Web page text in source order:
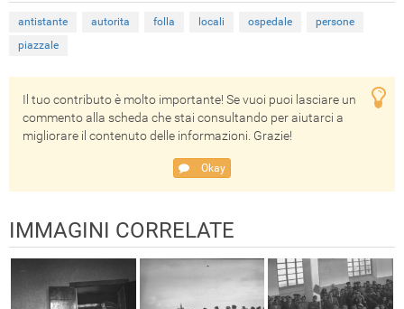
antistante autorita folla locali ospedale
persone
piazzale
Il tuo contributo è molto importante! Se vuoi puoi lasciare un
commento alla scheda che stai consultando per aiutarci a
migliorare il contenuto delle informazioni. Grazie!
Okay
IMMAGINI CORRELATE